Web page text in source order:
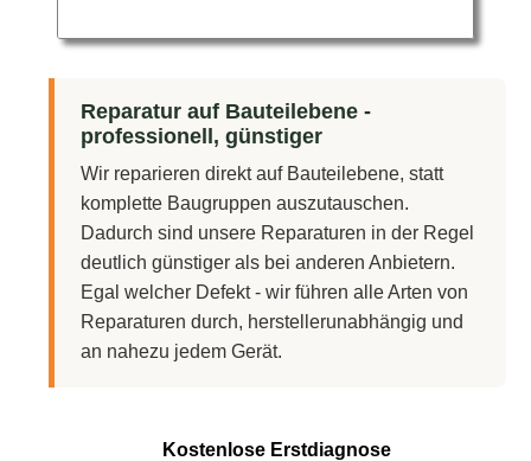
Reparatur auf Bauteilebene -
professionell, günstiger
Wir reparieren direkt auf Bauteilebene, statt
komplette Baugruppen auszutauschen.
Dadurch sind unsere Reparaturen in der Regel
deutlich günstiger als bei anderen Anbietern.
Egal welcher Defekt - wir führen alle Arten von
Reparaturen durch, herstellerunabhängig und
an nahezu jedem Gerät.
Kostenlose Erstdiagnose